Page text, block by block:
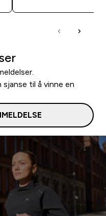
sjanse til å vinne en